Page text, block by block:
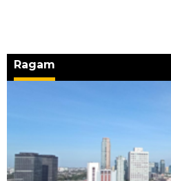
Ragam